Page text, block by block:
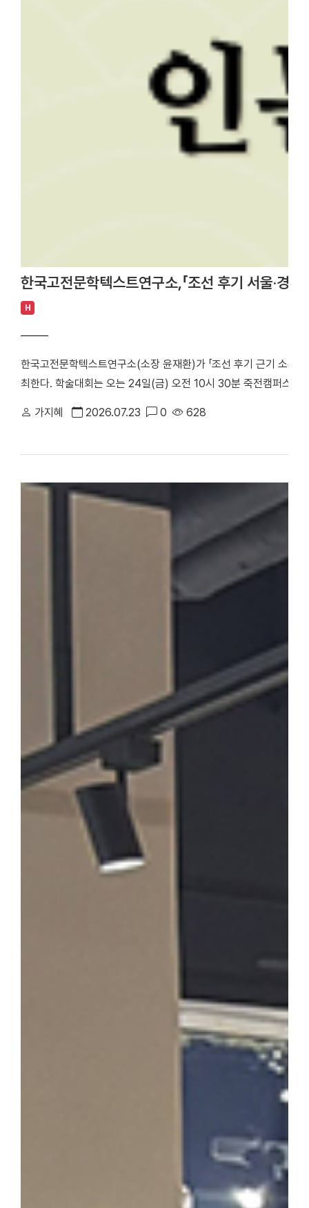
한국고전문학텍스트연구소,「조선 후기 서울·경
H
한국고전문학텍스트연구소(소장 윤재환)가 「조선 후기 근기 소론
최한다. 학술대회는 오는 24일(금) 오전 10시 30분 죽전캠퍼스
론 형성기 문인의 전개와 문학론」을 발표·토론한다. △유진희 연구
반 소론계 관료 문인의 시문학」을 발표·토론한다. 2부 세션에서
문학 이론」으로 시작된다. 이어 △유명석 연구교수(단국대)와 송
시문학」을 발표·토론한다. △박희인 연구교수(단국대)와 김민학
관과 시적 지향」을 발표·토론한다. △채지수 연구교수(단국대)와
이씨 문인들의 문학론과 한시」를 발표·토론한다. △이황진 교수(
론계 문인의 문학론과 한시」를 발표·토론한다. 윤재환 소장은 "
가지혜 2026.07.23 0 628